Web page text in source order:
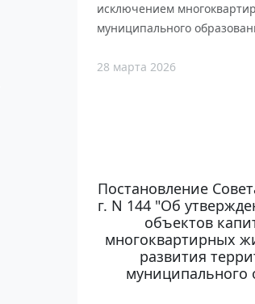
исключением
муниципального
28 марта 2026
Постановление
г. N 144 "Об
объектов
многоквартирных
развития
муниципального